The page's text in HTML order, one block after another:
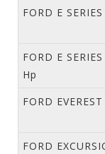
FORD E
FORD E
Hp
FORD
FORD